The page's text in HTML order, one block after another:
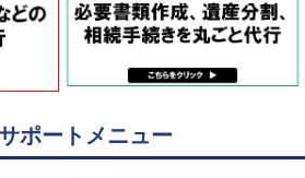
ポートメニュー